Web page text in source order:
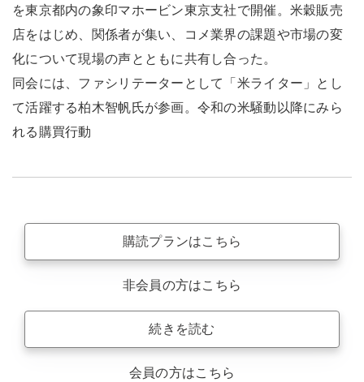
を東京都内の象印マホービン東京支社で開催。米穀販売
店をはじめ、関係者が集い、コメ業界の課題や市場の変
化について現場の声とともに共有し合った。
同会には、ファシリテーターとして「米ライター」とし
て活躍する柏木智帆氏が参画。令和の米騒動以降にみら
れる購買行動
購読プランはこちら
非会員の方はこちら
続きを読む
会員の方はこちら